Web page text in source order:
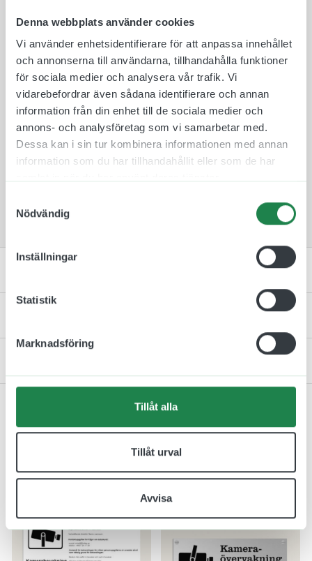
Denna webbplats använder cookies
Vi använder enhetsidentifierare för att anpassa innehållet
och annonserna till användarna, tillhandahålla funktioner
för sociala medier och analysera vår trafik. Vi
vidarebefordrar även sådana identifierare och annan
information från din enhet till de sociala medier och
annons- och analysföretag som vi samarbetar med.
Dessa kan i sin tur kombinera informationen med annan
information som du har tillhandahållit eller som de har
Nödvändig
Inställningar
Statistik
Marknadsföring
Tillåt alla
Tillåt urval
Avvisa
eller på ett stängsel. Det går även att välja dekal
och sätts enkelt upp på en ren och plan yta, som
en dörr eller vägg.
Våra övervakningsskyltar tillverkas i de bästa och
mest miljövänliga material som finns på
marknaden. Tillverkningen sker i Göteborg och har
ni några frågor eller önskemål så är ni välkomna
att höra av er.
Relaterade produkter